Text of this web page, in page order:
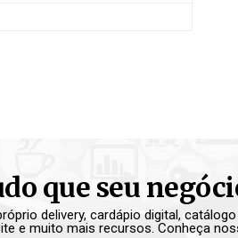
que seu
delivery, cardápio digital,
e muito mais recursos. Conheça